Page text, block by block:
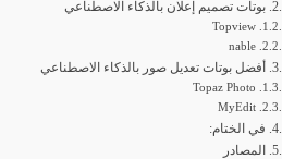
بوتات تصميم إعلان بالذكاء الاصطناعي
Topview
nable
أفضل بوتات تعديل صور بالذكاء الاصطناعي
Topaz Photo
MyEdit
في الختام:
المصادر